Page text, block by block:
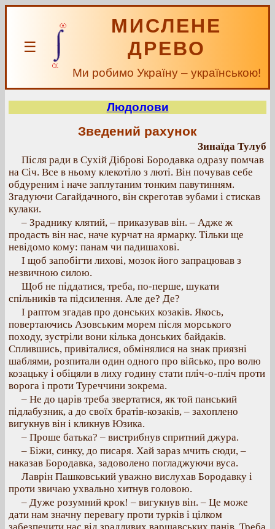
☰
МИСЛЕНЕ
ДРЕВО
Ми робимо Україну – українською!
Людолови
Зведений рахунок
Зинаїда Тулуб
Після ради в Сухій Діброві Бородавка одразу помчав
на Січ. Все в ньому клекотіло з люті. Він почував себе
обдуреним і наче заплутаним тонким павутинням.
Згадуючи Сагайдачного, він скреготав эубами і стискав
кулаки.
– Зраднику клятий, – приказував він. – Адже ж
продасть він нас, наче курчат на ярмарку. Тільки ще
невідомо кому: панам чи падишахові.
I щоб запобігти лихові, мозок його запрацював з
незвичною силою.
Щоб не піддатися, треба, по-перше, шукати
спільників та підсилення. Але де? Де?
І раптом згадав про донських козаків. Якось,
повертаючись Азовським морем після морського
походу, зустріли вони кілька донських байдаків.
Сплившись, привіталися, обмінялися на знак приязні
шаблями, розпитали один одного про військо, про волю
козацьку і обіцяли в лиху годину стати пліч-о-пліч проти
ворога і проти Туреччини зокрема.
– Не до царів треба звертатися, як той панський
підлабузник, а до своїх братів-козаків, – захоплено
вигукнув він і кликнув Юзика.
– Проше батька? – вистрибнув спритний джура.
– Біжи, синку, до писаря. Хай зараз мчить сюди, –
наказав Бородавка, задоволено погладжуючи вуса.
Лаврін Пашковський уважно вислухав Бородавку і
проти звичаю ухвально хитнув головою.
– Дуже розумний крок! – вигукнув він. – Це може
дати нам значну перевагу проти турків і цілком